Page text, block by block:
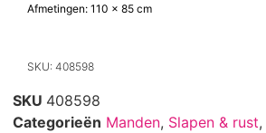
Afmetingen: 110 x 85 cm
SKU: 408598
SKU 408598
Categorieën Manden, Slapen & rust,